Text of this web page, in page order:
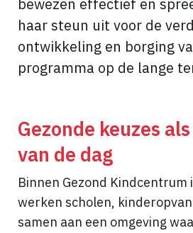
bewezen effectief en
haar steun uit voor de
ontwikkeling en borging
programma op de lange
Gezonde keuzes
van de dag
Binnen Gezond Kindcentrum
werken scholen,
samen aan een omgeving